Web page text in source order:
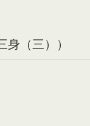
（三））